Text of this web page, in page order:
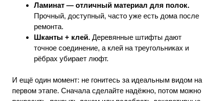
Ламинат — отличный материал для полок.
Прочный, доступный, часто уже есть дома после
ремонта.
Шканты + клей. Деревянные штифты дают
точное соединение, а клей на треугольниках и
рёбрах убирает люфт.
И ещё один момент: не гонитесь за идеальным видом на
первом этапе. Сначала сделайте надёжно, потом можно